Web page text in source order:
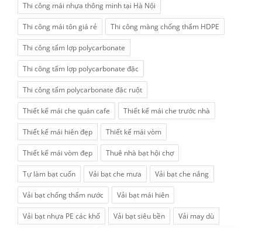
Thi công mái nhựa thông minh tại Hà Nội
Thi công mái tôn giá rẻ Thi công màng chống thấm HDPE
Thi công tấm lợp polycarbonate
Thi công tấm lợp polycarbonate đặc
Thi công tấm polycarbonate đặc ruột
Thiết kế mái che quán cafe Thiết kế mái che trước nhà
Thiết kế mái hiên đẹp Thiết kế mái vòm
Thiết kế mái vòm đẹp Thuê nhà bạt hội chợ
Tự làm bạt cuốn Vải bạt che mưa Vải bạt che nắng
Vải bạt chống thấm nước Vải bạt mái hiên
Vải bạt nhựa PE các khổ Vải bạt siêu bền Vải may dù